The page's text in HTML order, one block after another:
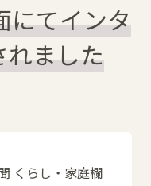
にてインタ
れました
くらし・家庭欄